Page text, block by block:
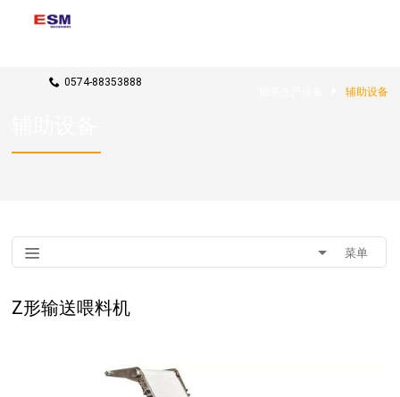
联系我们
0574-88353888
辅助设备
菜单
Z形输送喂料机